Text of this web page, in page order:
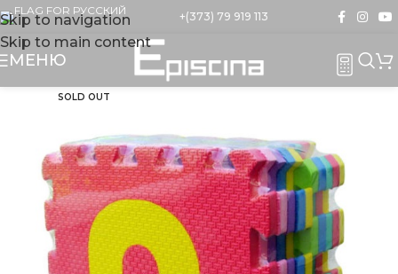
Skip to navigation
Skip to main content
+(373) 79 919 113
МЕНЮ
SOLD OUT